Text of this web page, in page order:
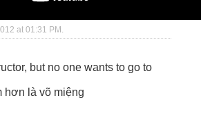
at 01:31 PM .
but no one wants to go to
hơn là võ miệng